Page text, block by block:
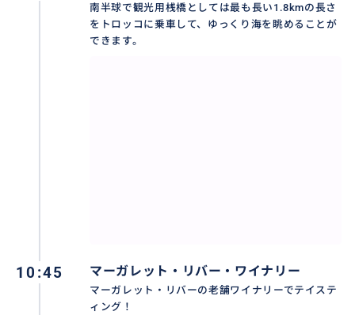
西オーストラリアのマーガレット・リバー地域では老
南半球で観光用桟橋としては最も長い1.8kmの長さ
をトロッコに乗車して、ゆっくり海を眺めることが
できます。
10:45 マーガレット・リバー・ワイナリー
マーガレット・リバーの老舗ワイナリーでテイステ
ィング！